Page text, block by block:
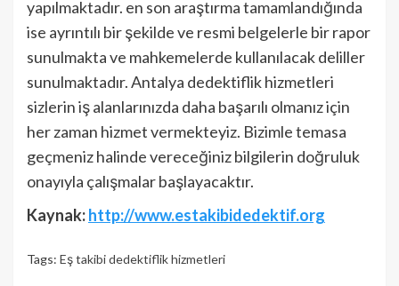
yapılmaktadır. en son araştırma tamamlandığında
ise ayrıntılı bir şekilde ve resmi belgelerle bir rapor
sunulmakta ve mahkemelerde kullanılacak deliller
sunulmaktadır. Antalya dedektiflik hizmetleri
sizlerin iş alanlarınızda daha başarılı olmanız için
her zaman hizmet vermekteyiz. Bizimle temasa
geçmeniz halinde vereceğiniz bilgilerin doğruluk
onayıyla çalışmalar başlayacaktır.
Kaynak:http://www.estakibidedektif.org
Tags: Eş takibi dedektiflik hizmetleri